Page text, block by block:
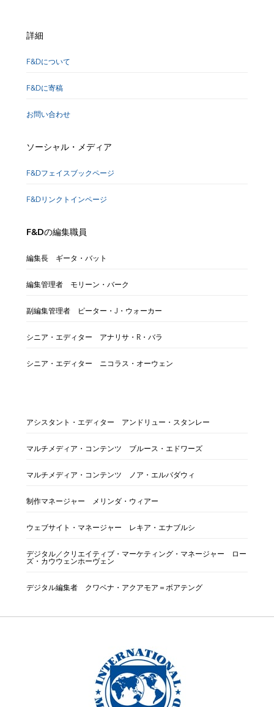
詳細
F&Dについて
F&Dに寄稿
お問い合わせ
ソーシャル・メディア
F&Dフェイスブックページ
F&Dリンクトインページ
F&Dの編集職員
編集長 ギータ・バット
編集管理者 モリーン・バーク
副編集管理者 ピーター・J・ウォーカー
シニア・エディター アナリサ・R・バラ
シニア・エディター ニコラス・オーウェン
アシスタント・エディター アンドリュー・スタンレー
マルチメディア・コンテンツ ブルース・エドワーズ
マルチメディア・コンテンツ ノア・エルバダウィ
制作マネージャー メリンダ・ウィアー
ウェブサイト・マネージャー レキア・エナブルシ
デジタル／クリエイティブ・マーケティング・マネージャー ロー
ズ・カウウェンホーヴェン
デジタル編集者 クワベナ・アクアモア＝ボアテング